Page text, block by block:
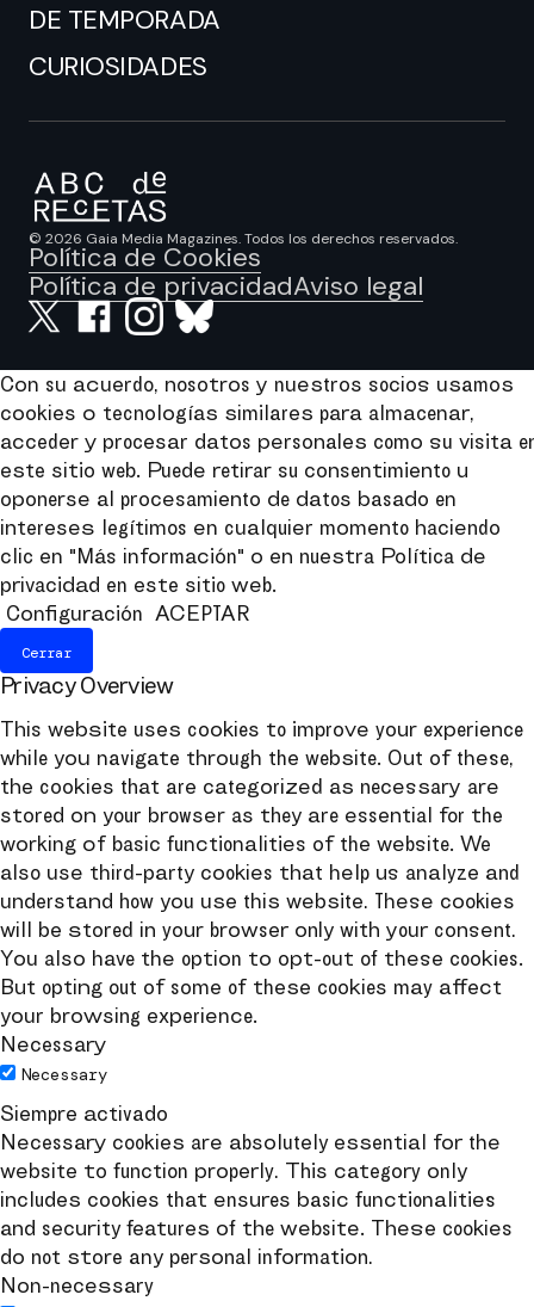
DE TEMPORADA
CURIOSIDADES
© 2026 Gaia Media Magazines. Todos los derechos reservados.
Política de Cookies
Política de privacidadAviso legal
Con su acuerdo, nosotros y nuestros socios usamos
cookies o tecnologías similares para almacenar,
acceder y procesar datos personales como su visita
este sitio web. Puede retirar su consentimiento u
oponerse al procesamiento de datos basado en
intereses legítimos en cualquier momento haciendo
clic en "Más información" o en nuestra Política de
privacidad en este sitio web.
Configuración
ACEPTAR
Cerrar
Privacy Overview
This website uses cookies to improve your experience
while you navigate through the website. Out of these,
the cookies that are categorized as necessary are
stored on your browser as they are essential for the
working of basic functionalities of the website. We
also use third-party cookies that help us analyze and
understand how you use this website. These cookies
will be stored in your browser only with your consent.
You also have the option to opt-out of these cookies.
But opting out of some of these cookies may affect
your browsing experience.
Necessary
Necessary
Siempre activado
Necessary cookies are absolutely essential for the
website to function properly. This category only
includes cookies that ensures basic functionalities
and security features of the website. These cookies
do not store any personal information.
Non-necessary